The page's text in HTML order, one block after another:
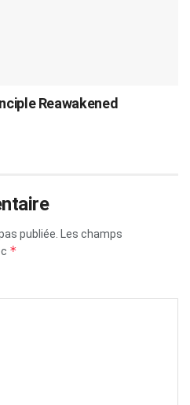
Reawakened
publiée. Les champs
*